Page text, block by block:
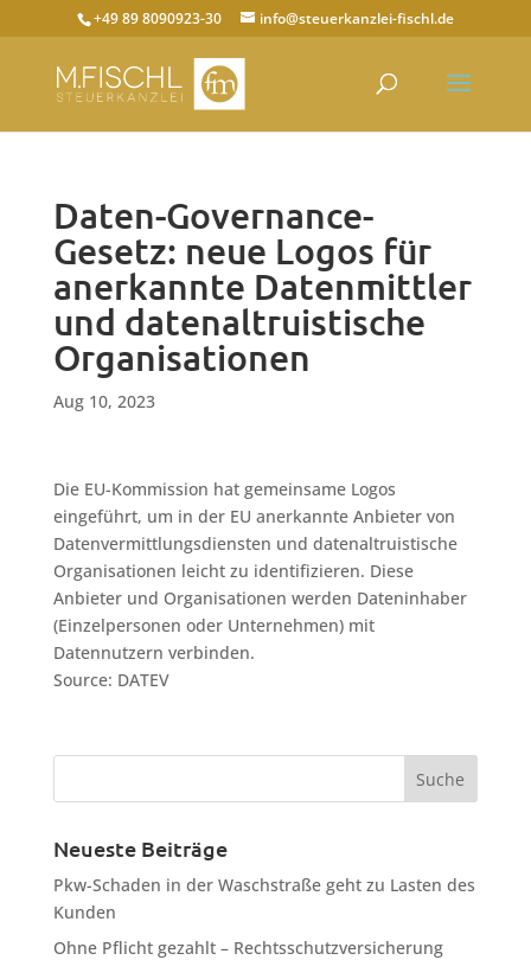
+49 89 8090923-30 info@steuerkanzlei-fischl.de
Daten-Governance-
Gesetz: neue Logos für
anerkannte Datenmittler
und datenaltruistische
Organisationen
Aug 10, 2023
Die EU-Kommission hat gemeinsame Logos
eingeführt, um in der EU anerkannte Anbieter von
Datenvermittlungsdiensten und datenaltruistische
Organisationen leicht zu identifizieren. Diese
Anbieter und Organisationen werden Dateninhaber
(Einzelpersonen oder Unternehmen) mit
Datennutzern verbinden.
Source: DATEV
Neueste Beiträge
Pkw-Schaden in der Waschstraße geht zu Lasten des
Kunden
Ohne Pflicht gezahlt – Rechtsschutzversicherung